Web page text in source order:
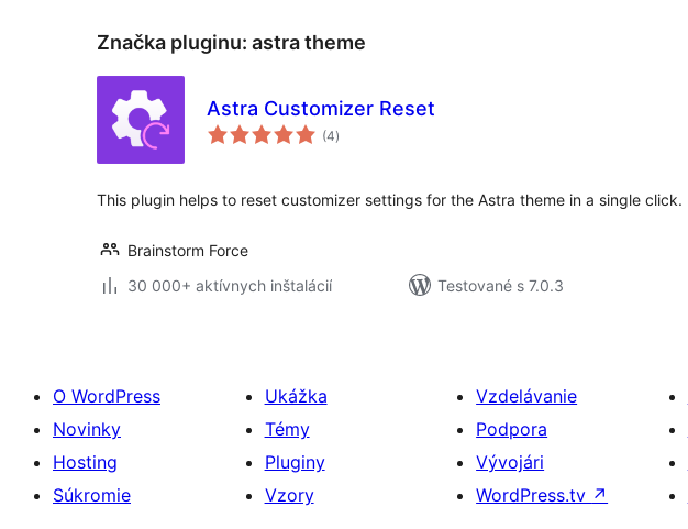
Značka pluginu: astra theme
Astra Customizer Reset
(4celkové
hodnotenie
)
This plugin helps to reset customizer settings for the Astra theme in a single click.
Brainstorm Force
30 000+ aktívnych inštalácií
Testované s 7.0.3
O WordPress
Novinky
Hosting
Súkromie
Ukážka
Témy
Pluginy
Vzory
Vzdelávanie
Podpora
Vývojári
WordPress.tv ↗